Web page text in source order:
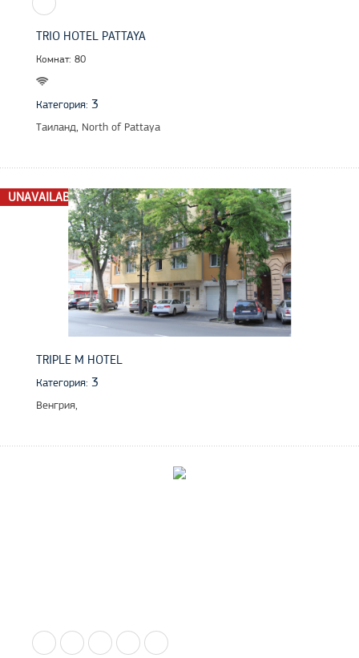
TRIO HOTEL PATTAYA
Комнат: 80
Категория: 3
Таиланд, North of Pattaya
UNAVAILABLE
TRIPLE M HOTEL
Категория: 3
Венгрия,